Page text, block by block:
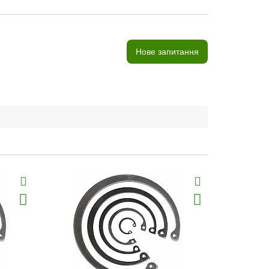
Нове запитання